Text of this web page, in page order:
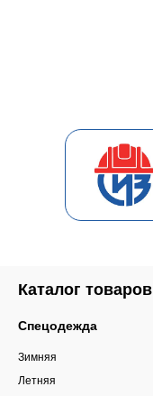
Каталог товаров
Спецодежда
Зимняя
Летняя